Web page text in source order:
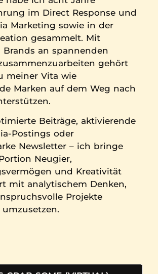
im Direct Response und
Marketing sowie in der
gesammelt. Mit
an spannenden
gehört
meiner Vita wie
Marken auf dem Weg nach
Beiträge, aktivierende
Postings oder
Newsletter – ich bringe
Neugier,
und Kreativität
mit analytischem Denken,
Projekte